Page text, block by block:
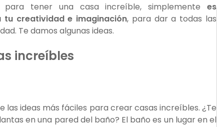
tener una casa increíble, simplemente es
tu creatividad e imaginación, para dar a todas las
Te damos algunas ideas.
increíbles
las ideas más fáciles para crear casas increíbles. ¿Te
en una pared del baño? El baño es un lugar en el